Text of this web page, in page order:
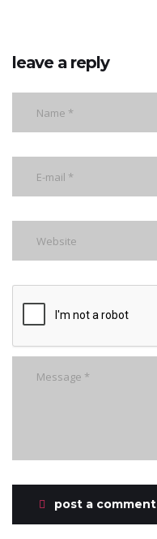
leave a reply
post a comment